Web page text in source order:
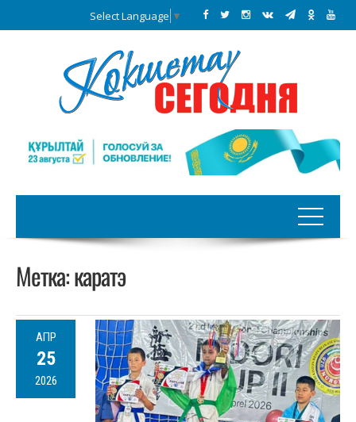
Select Language ▼
Метка:каратэ
АПР
25
2026